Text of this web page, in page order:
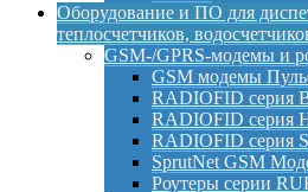
Оборудование и ПО для
теплосчетчиков,
GSM-/GPRS-модемы и
GSM модемы
RADIOFID серия
RADIOFID серия
RADIOFID серия
SprutNet GSM
Роутеры серии